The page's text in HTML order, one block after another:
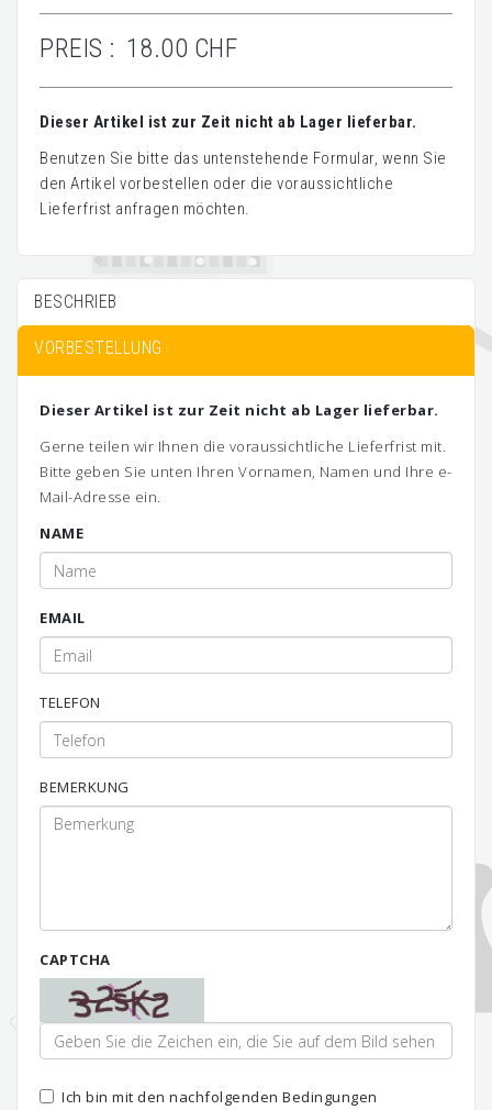
PREIS : 18.00 CHF
Dieser Artikel ist zur Zeit nicht ab Lager lieferbar.
Benutzen Sie bitte das untenstehende Formular, wenn Sie
den Artikel vorbestellen oder die voraussichtliche
Lieferfrist anfragen möchten.
BESCHRIEB
VORBESTELLUNG
Dieser Artikel ist zur Zeit nicht ab Lager lieferbar.
Gerne teilen wir Ihnen die voraussichtliche Lieferfrist mit.
Bitte geben Sie unten Ihren Vornamen, Namen und Ihre e-
Mail-Adresse ein.
NAME
EMAIL
TELEFON
BEMERKUNG
CAPTCHA
Ich bin mit den nachfolgenden Bedingungen